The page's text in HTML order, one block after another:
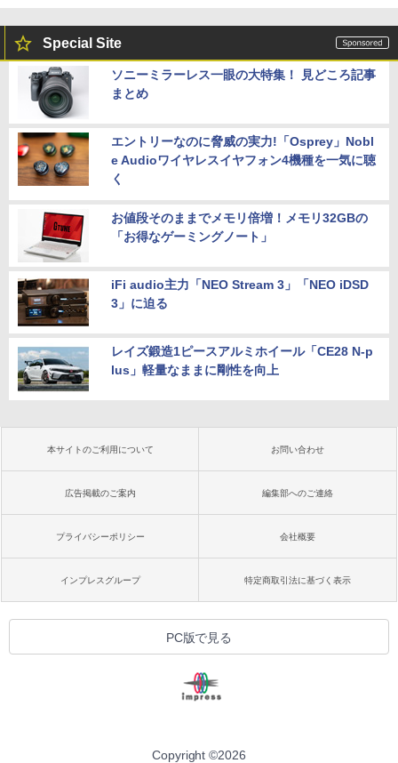
Special Site
ソニーミラーレス一眼の大特集！ 見どころ記事
まとめ
エントリーなのに脅威の実力!「Osprey」Nobl
e Audioワイヤレスイヤフォン4機種を一気に聴
く
お値段そのままでメモリ倍増！メモリ32GBの
「お得なゲーミングノート」
iFi audio主力「NEO Stream 3」「NEO iDSD
3」に迫る
レイズ鍛造1ピースアルミホイール「CE28 N-p
lus」軽量なままに剛性を向上
本サイトのご利用について お問い合わせ
広告掲載のご案内 編集部へのご連絡
プライバシーポリシー 会社概要
インプレスグループ 特定商取引法に基づく表示
PC版で見る
Copyright ©2026